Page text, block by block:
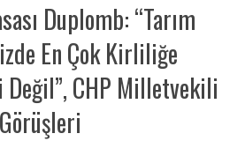
Duplomb: “Tarım
En Çok Kirliliğe
Değil”, CHP Milletvekili